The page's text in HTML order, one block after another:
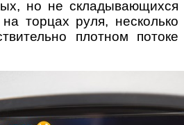
но не складывающихся
торцах руля, несколько
плотном потоке